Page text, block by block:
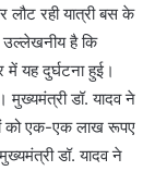
लौट रही यात्री बस के
उल्लेखनीय है कि
में यह दुर्घटना हुई।
मुख्यमंत्री डॉ. यादव ने
को एक-एक लाख रूपए
डॉ. यादव ने